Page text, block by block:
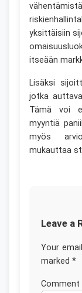
yksittäisiin
itseään
Lisäksi
jotka
Tämä voi
myyntiä
myös
mukauttaa
Leave a
Your
marked *